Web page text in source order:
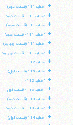
+ خطبه 111 (قسمت دوم)
+ "خطبه 111 - قسمت دوم"
+ خطبه 111 (قسمت سوم)
+ "خطبه 111 - قسمت سوم"
+ خطبه 111 (قسمت چهارم)
+ "خطبه 111 - قسمت چهارم"
+ خطبه 112
+ خطبه 113 (قسمت اول)
+ "خطبه 112»
+ "خطبه 113 - قسمت اول"
+ خطبه 113 (قسمت دوم)
+ "خطبه 113 - قسمت دوم"
+ خطبه 114 (قسمت اول)